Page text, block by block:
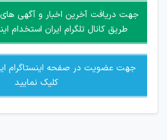
امکان هماهنگی برای هرگونه ملاقات
جمعی و چه فردی توسط کاربران سایت وجود
جهت دریافت آخرین اخبار و آگهی
طریق کانال تلگرام ایران استخدام
جهت عضویت در صفحه اینستاگرام
کلیک نمایید